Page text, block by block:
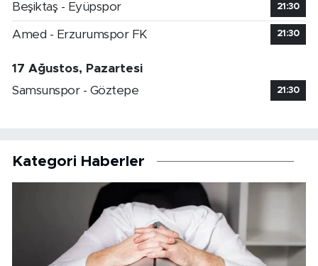
Beşiktaş - Eyüpspor 21:30
Amed - Erzurumspor FK 21:30
17 Ağustos, Pazartesi
Samsunspor - Göztepe
21:30
Kategori Haberler